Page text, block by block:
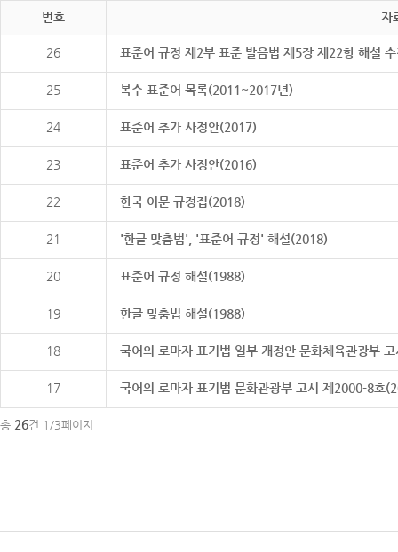
번호 자
26 표준어 규정 제2부 표준 발음법 제5장 제22항 해설
25 복수 표준어 목록(2011~2017년)
24 표준어 추가 사정안(2017)
23 표준어 추가 사정안(2016)
22 한국 어문 규정집(2018)
21 '한글 맞춤법', '표준어 규정' 해설(2018)
20 표준어 규정 해설(1988)
19 한글 맞춤법 해설(1988)
18 국어의 로마자 표기법 일부 개정안 문화체육관광부
17 국어의 로마자 표기법 문화관광부 고시 제2000-8호
총 26건 1/3페이지